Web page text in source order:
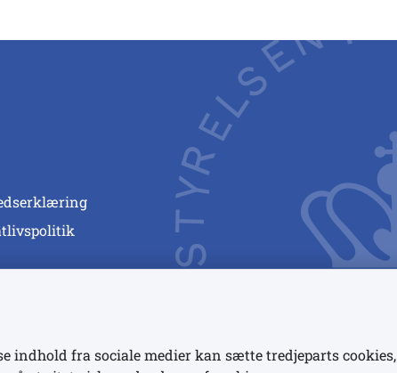
indhold fra sociale medier kan sætte tredjeparts cookies,